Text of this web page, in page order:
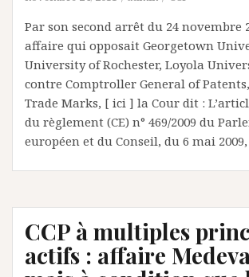
Par son second arrêt du 24 novembre
affaire qui opposait Georgetown
University of Rochester, Loyola
contre Comptroller General of
Trade Marks, [ ici ] la Cour dit :
du règlement (CE) n° 469/2009 du
européen et du Conseil, du 6 mai
CCP à multiples
actifs : affaire